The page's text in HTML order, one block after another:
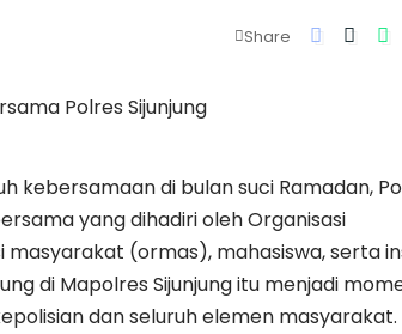
Share
kebersamaan di bulan suci Ramadan,
yang dihadiri oleh Organisasi
masyarakat (ormas), mahasiswa, serta
di Mapolres Sijunjung itu menjadi
dan seluruh elemen masyarakat.